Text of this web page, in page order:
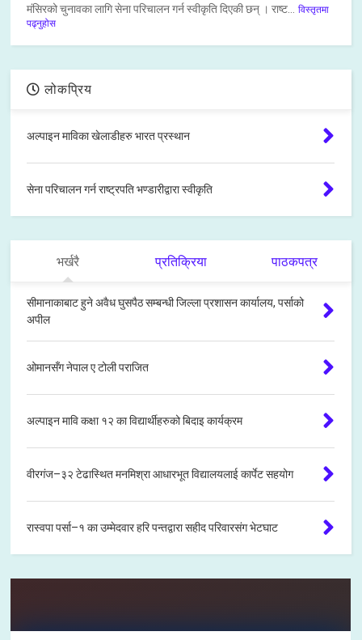
मंसिरको चुनावका लागि सेना परिचालन गर्न स्वीकृति दिएकी छन् । राष्ट... विस्तृतमा
पढ्नुहोस
लोकप्रिय
अल्पाइन माविका खेलाडीहरु भारत प्रस्थान
सेना परिचालन गर्न राष्ट्रपति भण्डारीद्वारा स्वीकृति
भर्खरै प्रतिक्रिया पाठकपत्र
सीमानाकाबाट हुने अवैध घुसपैठ सम्बन्धी जिल्ला प्रशासन कार्यालय, पर्साको
अपील
ओमानसँग नेपाल ए टोली पराजित
अल्पाइन मावि कक्षा १२ का विद्यार्थीहरुको बिदाइ कार्यक्रम
वीरगंज–३२ टेढास्थित मनमिश्रा आधारभूत विद्यालयलाई कार्पेट सहयोग
रास्वपा पर्सा–१ का उम्मेदवार हरि पन्तद्वारा सहीद परिवारसंग भेटघाट